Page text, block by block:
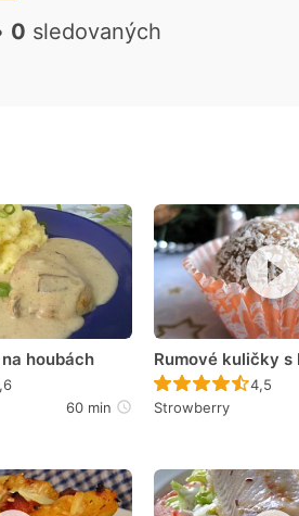
0 sledovaných
houbách
ještě nebyl hodnocen
60 min
Rumové kuličky s
4,5
Strowberry